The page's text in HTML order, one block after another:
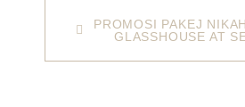
PROMOSI PAKEJ
GLASSHOUSE AT